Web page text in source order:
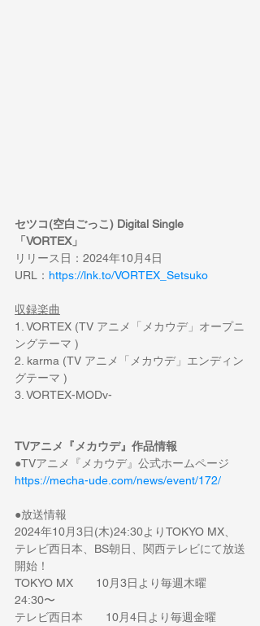
セツコ(空白ごっこ) Digital Single
「VORTEX」
リリース日：2024年10月4日
URL： https://lnk.to/VORTEX_Setsuko
収録楽曲
1. VORTEX (TV アニメ「メカウデ」オープニ
ングテーマ )
2. karma (TV アニメ「メカウデ」エンディン
グテーマ )
3. VORTEX-MODv-
TVアニメ『メカウデ』作品情報
●TVアニメ『メカウデ』公式ホームページ
https://mecha-ude.com/news/event/172/
●放送情報
2024年10月3日(木)24:30よりTOKYO MX、
テレビ西日本、BS朝日、関西テレビにて放送
開始！
TOKYO MX　　10月3日より毎週木曜
24:30〜
テレビ西日本　　10月4日より毎週金曜